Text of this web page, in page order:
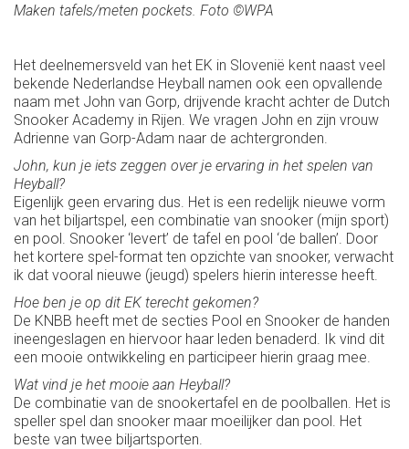
Maken tafels/meten pockets. Foto ©WPA
Het deelnemersveld van het EK in Slovenië kent naast veel
bekende Nederlandse Heyball namen ook een opvallende
naam met John van Gorp, drijvende kracht achter de Dutch
Snooker Academy in Rijen. We vragen John en zijn vrouw
Adrienne van Gorp-Adam naar de achtergronden.
John, kun je iets zeggen over je ervaring in het spelen van
Heyball?
Eigenlijk geen ervaring dus. Het is een redelijk nieuwe vorm
van het biljartspel, een combinatie van snooker (mijn sport)
en pool. Snooker ‘levert’ de tafel en pool ‘de ballen’. Door
het kortere spel-format ten opzichte van snooker, verwacht
ik dat vooral nieuwe (jeugd) spelers hierin interesse heeft.
Hoe ben je op dit EK terecht gekomen?
De KNBB heeft met de secties Pool en Snooker de handen
ineengeslagen en hiervoor haar leden benaderd. Ik vind dit
een mooie ontwikkeling en participeer hierin graag mee.
Wat vind je het mooie aan Heyball?
De combinatie van de snookertafel en de poolballen. Het is
speller spel dan snooker maar moeilijker dan pool. Het
beste van twee biljartsporten.